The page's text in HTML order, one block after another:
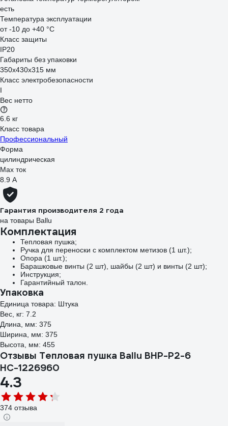
есть
Температура эксплуатации
от -10 до +40 °С
Класс защиты
IP20
Габариты без упаковки
350х430х315 мм
Класс электробезопасности
I
Вес нетто
6.6 кг
Класс товара
Профессиональный
Форма
цилиндрическая
Max ток
8.9 А
Гарантия производителя 2 года
на товары Ballu
Комплектация
Тепловая пушка;
Ручка для переноски с комплектом метизов (1 шт.);
Опора (1 шт.);
Барашковые винты (2 шт), шайбы (2 шт) и винты (2 шт);
Инструкция;
Гарантийный талон.
Упаковка
Единица товара: Штука
Вес, кг: 7.2
Длина, мм: 375
Ширина, мм: 375
Высота, мм: 455
Отзывы Тепловая пушка Ballu BHP-P2-6
НС-1226960
4.3
374 отзыва